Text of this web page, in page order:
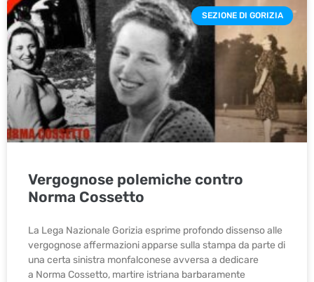
SEZIONE DI GORIZIA
Vergognose polemiche contro
Norma Cossetto
La Lega Nazionale Gorizia esprime profondo dissenso alle
vergognose affermazioni apparse sulla stampa da parte di
una certa sinistra monfalconese avversa a dedicare
a Norma Cossetto, martire istriana barbaramente